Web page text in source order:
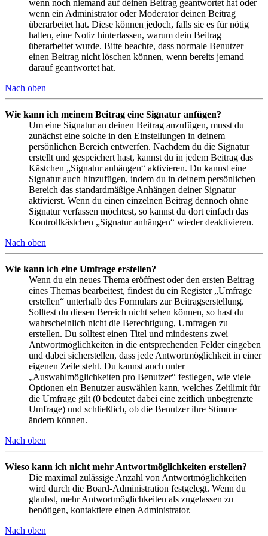
wenn noch niemand auf deinen Beitrag geantwortet hat oder
wenn ein Administrator oder Moderator deinen Beitrag
überarbeitet hat. Diese können jedoch, falls sie es für nötig
halten, eine Notiz hinterlassen, warum dein Beitrag
überarbeitet wurde. Bitte beachte, dass normale Benutzer
einen Beitrag nicht löschen können, wenn bereits jemand
darauf geantwortet hat.
Nach oben
Wie kann ich meinem Beitrag eine Signatur anfügen?
Um eine Signatur an deinen Beitrag anzufügen, musst du
zunächst eine solche in den Einstellungen in deinem
persönlichen Bereich entwerfen. Nachdem du die Signatur
erstellt und gespeichert hast, kannst du in jedem Beitrag das
Kästchen „Signatur anhängen“ aktivieren. Du kannst eine
Signatur auch hinzufügen, indem du in deinem persönlichen
Bereich das standardmäßige Anhängen deiner Signatur
aktivierst. Wenn du einen einzelnen Beitrag dennoch ohne
Signatur verfassen möchtest, so kannst du dort einfach das
Kontrollkästchen „Signatur anhängen“ wieder deaktivieren.
Nach oben
Wie kann ich eine Umfrage erstellen?
Wenn du ein neues Thema eröffnest oder den ersten Beitrag
eines Themas bearbeitest, findest du ein Register „Umfrage
erstellen“ unterhalb des Formulars zur Beitragserstellung.
Solltest du diesen Bereich nicht sehen können, so hast du
wahrscheinlich nicht die Berechtigung, Umfragen zu
erstellen. Du solltest einen Titel und mindestens zwei
Antwortmöglichkeiten in die entsprechenden Felder eingeben
und dabei sicherstellen, dass jede Antwortmöglichkeit in einer
eigenen Zeile steht. Du kannst auch unter
„Auswahlmöglichkeiten pro Benutzer“ festlegen, wie viele
Optionen ein Benutzer auswählen kann, welches Zeitlimit für
die Umfrage gilt (0 bedeutet dabei eine zeitlich unbegrenzte
Umfrage) und schließlich, ob die Benutzer ihre Stimme
ändern können.
Nach oben
Wieso kann ich nicht mehr Antwortmöglichkeiten erstellen?
Die maximal zulässige Anzahl von Antwortmöglichkeiten
wird durch die Board-Administration festgelegt. Wenn du
glaubst, mehr Antwortmöglichkeiten als zugelassen zu
benötigen, kontaktiere einen Administrator.
Nach oben